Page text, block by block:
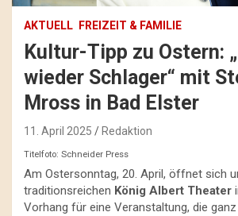
AKTUELL FREIZEIT & FAMILIE
Kultur-Tipp zu Ostern:
wieder Schlager“ mit
Mross in Bad Elster
11. April 2025 Redaktion
Titelfoto: Schneider Press
Am Ostersonntag, 20. April, öffnet sich
traditionsreichen König Albert Theater
Vorhang für eine Veranstaltung, die